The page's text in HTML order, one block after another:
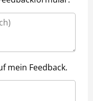
mein Feedback.